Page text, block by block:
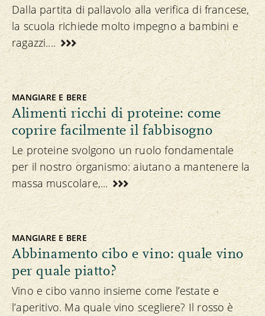
Dalla partita di pallavolo alla verifica di francese,
la scuola richiede molto impegno a bambini e
ragazzi....
MANGIARE E BERE
Alimenti ricchi di proteine: come
coprire facilmente il fabbisogno
Le proteine svolgono un ruolo fondamentale
per il nostro organismo: aiutano a mantenere la
massa muscolare,...
MANGIARE E BERE
Abbinamento cibo e vino: quale vino
per quale piatto?
Vino e cibo vanno insieme come l’estate e
l’aperitivo. Ma quale vino scegliere? Il rosso è